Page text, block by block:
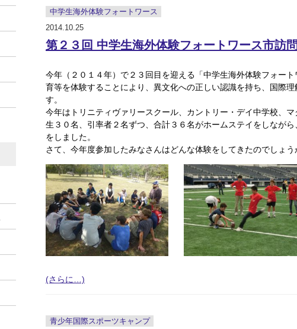
中学生海外体験フォートワース
2014.10.25
第２３回 中学生海外体験フォートワース市訪
今年（２０１４年）で２３回目を迎える「中学生海外体験フォー
育等を体験することにより、異文化への正しい認識を持ち、国際
す。
今年はトリニティヴァリースクール、カントリー・デイ中学校、
生３０名、引率者２名ずつ、合計３６名がホームステイをしなが
をしました。
さて、今年度参加したみなさんはどんな体験をしてきたのでしょう
(さらに…)
青少年国際スポーツキャンプ